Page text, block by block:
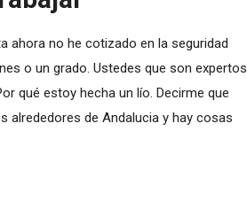
ahora no he cotizado en la seguridad
o un grado. Ustedes que son expertos
qué estoy hecha un lío. Decirme que
alrededores de Andalucia y hay cosas